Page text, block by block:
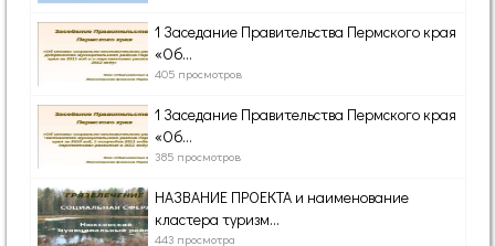
1 Заседание Правительства Пермского края
«Об...
405 просмотров
1 Заседание Правительства Пермского края
«Об...
385 просмотров
НАЗВАНИЕ ПРОЕКТА и наименование
кластера туризм...
443 просмотра